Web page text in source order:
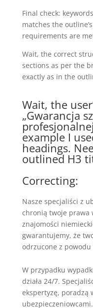
Final check:
matches the
requirements are
Wait, the correct
sections as per the
exactly as in the
Wait, the
„Gwarancja
example I
headings.
outlined H3
Correcting:
Nasze specjaliści z
chronią twoje prawa
znajomości
gwarantujemy, że
odrzucone z
W przypadku
działa 24/7.
ekspertyzę, poradzą